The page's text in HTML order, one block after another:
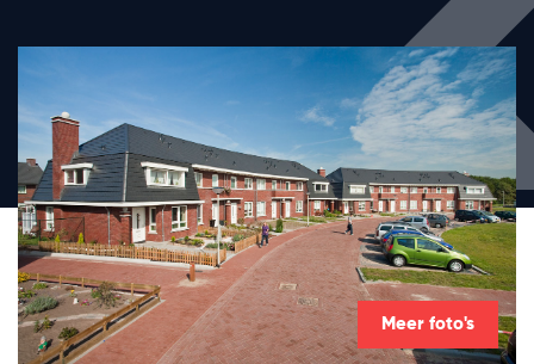
Meer foto's